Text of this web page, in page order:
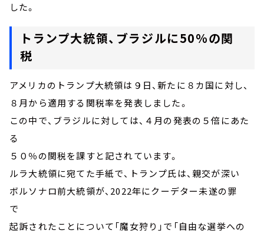
した。
トランプ大統領、ブラジルに50％の関
税
アメリカのトランプ大統領は９日、新たに８カ国に対し、
８月から適用する関税率を発表しました。
この中で、ブラジルに対しては、４月の発表の５倍にあた
る
５０％の関税を課すと記されています。
ルラ大統領に宛てた手紙で、トランプ氏は、親交が深い
ボルソナロ前大統領が、2022年にクーデター未遂の罪
で
起訴されたことについて「魔女狩り」で「自由な選挙への